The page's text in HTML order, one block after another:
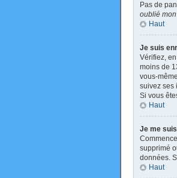
Pas de
oublié
Haut
Je suis
Vérifiez,
moins de
vous-
suivez ses
Si vous
Haut
Je me
supprimé
données.
Haut